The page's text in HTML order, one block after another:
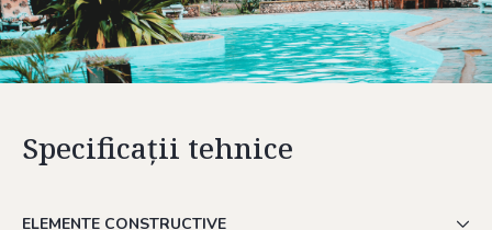
Specificații tehnice
ELEMENTE CONSTRUCTIVE